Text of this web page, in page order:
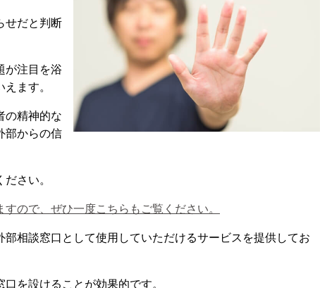
せだと判断
が注目を浴
ます。
の精神的な
部からの信
さい。
すので、ぜひ一度こちらもご覧ください。
相談窓口として使用していただけるサービスを提供してお
を設けることが効果的です。